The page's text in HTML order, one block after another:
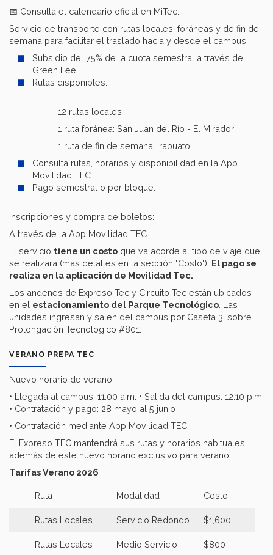
📅 Consulta el calendario oficial en MiTec.
Servicio de transporte con rutas locales, foráneas y de fin de
semana para facilitar el traslado hacia y desde el campus.
Subsidio del 75% de la cuota semestral a través del
Green Fee.
Rutas disponibles:
12 rutas locales
1 ruta foránea: San Juan del Río - El Mirador
1 ruta de fin de semana: Irapuato
Consulta rutas, horarios y disponibilidad en la App
Movilidad TEC.
Pago semestral o por bloque.
Inscripciones y compra de boletos:
A través de la App Movilidad TEC.
El servicio tiene un costo que va acorde al tipo de viaje que
se realizara (más detalles en la sección "Costo"). El pago se
realiza en la aplicación de Movilidad Tec.
Los andenes de Expreso Tec y Circuito Tec están ubicados
en el estacionamiento del Parque Tecnológico . Las
unidades ingresan y salen del campus por Caseta 3, sobre
Prolongación Tecnológico #801.
VERANO PREPA TEC
Nuevo horario de verano
• Llegada al campus: 11:00 a.m. • Salida del campus: 12:10 p.m.
• Contratación y pago: 28 mayo al 5 junio
• Contratación mediante App Movilidad TEC
El Expreso TEC mantendrá sus rutas y horarios habituales,
además de este nuevo horario exclusivo para verano.
Tarifas Verano 2026
Ruta Modalidad Costo
Rutas Locales Servicio Redondo $1,600
Rutas Locales Medio Servicio $800